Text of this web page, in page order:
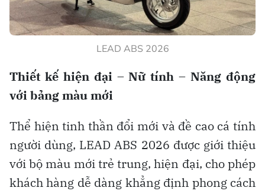
LEAD ABS 2026
Thiết kế hiện đại – Nữ tính – Năng động
với bảng màu mới
Thể hiện tinh thần đổi mới và đề cao cá tính
người dùng, LEAD ABS 2026 được giới thiệu
với bộ màu mới trẻ trung, hiện đại, cho phép
khách hàng dễ dàng khẳng định phong cách